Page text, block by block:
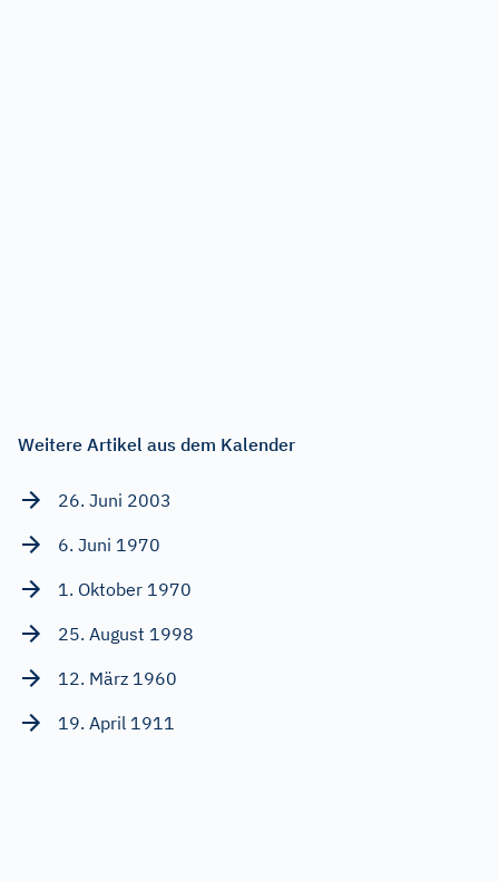
Weitere Artikel aus dem Kalender
26. Juni 2003
6. Juni 1970
1. Oktober 1970
25. August 1998
12. März 1960
19. April 1911